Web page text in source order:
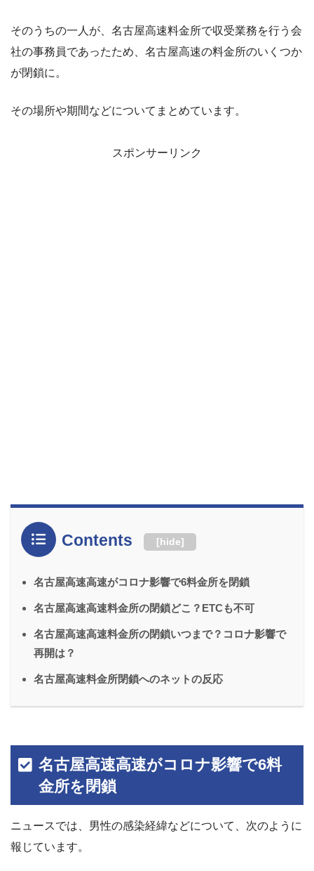
そのうちの一人が、名古屋高速料金所で収受業務を行う会
社の事務員であったため、名古屋高速の料金所のいくつか
が閉鎖に。
その場所や期間などについてまとめています。
スポンサーリンク
Contents [hide]
名古屋高速高速がコロナ影響で6料金所を閉鎖
名古屋高速高速料金所の閉鎖どこ？ETCも不可
名古屋高速高速料金所の閉鎖いつまで？コロナ影響で
再開は？
名古屋高速料金所閉鎖へのネットの反応
名古屋高速高速がコロナ影響で6料
金所を閉鎖
ニュースでは、男性の感染経緯などについて、次のように
報じています。